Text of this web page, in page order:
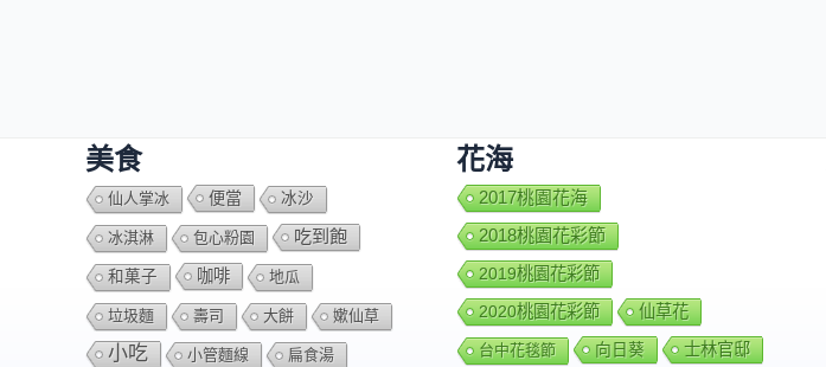
美食
仙人掌冰 便當 冰沙
冰淇淋 包心粉園 吃到飽
和菓子 咖啡 地瓜
垃圾麵 壽司 大餅 嫰仙草
小吃 小管麵線 扁食湯
花海
2017桃園花海
2018桃園花彩節
2019桃園花彩節
2020桃園花彩節
仙草花
台中花毯節 向日葵 士林官邸